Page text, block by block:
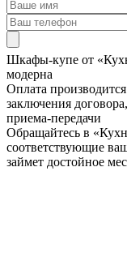
Шкафы-купе от
модерна
Оплата
заключения
приема-передачи
Обращайтесь в
соответствующие
займет достойное